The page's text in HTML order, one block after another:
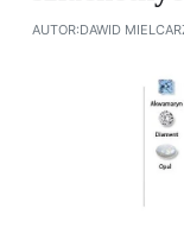
AUTOR:DAWID